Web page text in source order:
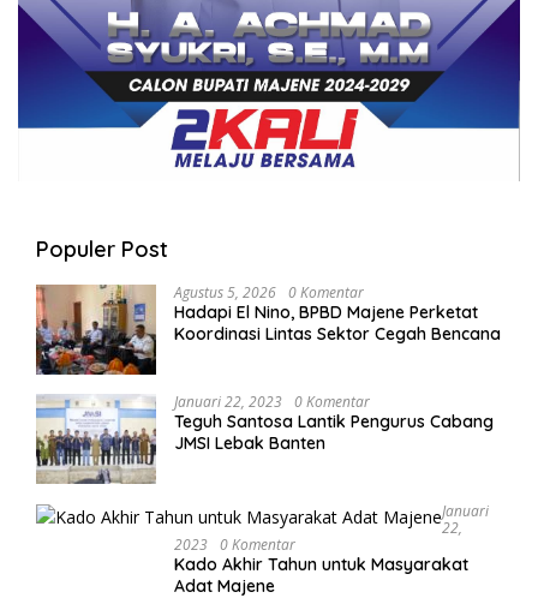
Populer Post
Agustus 5, 2026 0 Komentar
Hadapi El Nino, BPBD Majene Perketat
Koordinasi Lintas Sektor Cegah Bencana
Januari 22, 2023 0 Komentar
Teguh Santosa Lantik Pengurus Cabang
JMSI Lebak Banten
Januari
22,
2023 0 Komentar
Kado Akhir Tahun untuk Masyarakat
Adat Majene